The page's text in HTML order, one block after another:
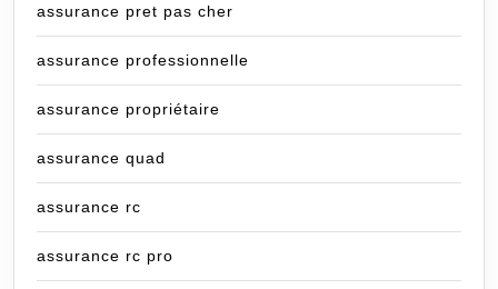
assurance pret pas cher
assurance professionnelle
assurance propriétaire
assurance quad
assurance rc
assurance rc pro